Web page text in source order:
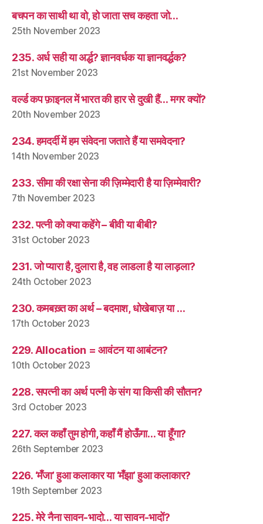
बचपन का साथी था वो, हो जाता सच कहता जो…
25th November 2023
235. अर्ध सही या अर्द्ध? ज्ञानवर्धक या ज्ञानवर्द्धक?
21st November 2023
वर्ल्ड कप फ़ाइनल में भारत की हार से दुखी हैं… मगर क्यों?
20th November 2023
234. हमदर्दी में हम संवेदना जताते हैं या समवेदना?
14th November 2023
233. सीमा की रक्षा सेना की ज़िम्मेदारी है या ज़िम्मेवारी?
7th November 2023
232. पत्नी को क्या कहेंगे – बीवी या बीबी?
31st October 2023
231. जो प्यारा है, दुलारा है, वह लाडला है या लाड़ला?
24th October 2023
230. कमबख़्त का अर्थ – बदमाश, धोखेबाज़ या …
17th October 2023
229. Allocation = आवंटन या आबंटन?
10th October 2023
228. सपत्नी का अर्थ पत्नी के संग या किसी की सौतन?
3rd October 2023
227. कल कहाँ तुम होगी, कहाँ मैं होऊँगा… या हूँगा?
26th September 2023
226. ‘मँजा’ हुआ कलाकार या ‘मँझा’ हुआ कलाकार?
19th September 2023
225. मेरे नैना सावन-भादो… या सावन-भादों?